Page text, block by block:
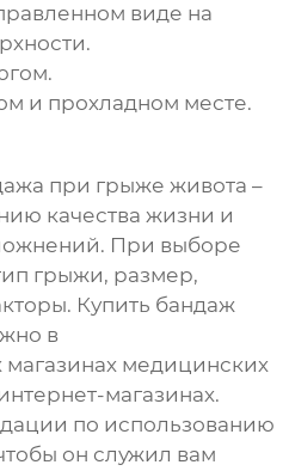
виде на
и прохладном месте.
при грыже живота –
качества жизни и
При выборе
грыжи, размер,
Купить бандаж
в
медицинских
магазинах.
по использованию
он служил вам